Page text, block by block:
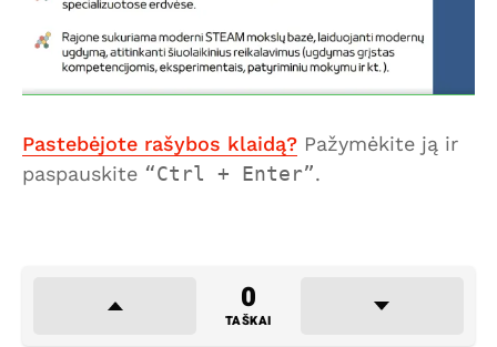
Pastebėjote rašybos klaidą? Pažymėkite ją ir
paspauskite
Ctrl + Enter .
0
TAŠKAI